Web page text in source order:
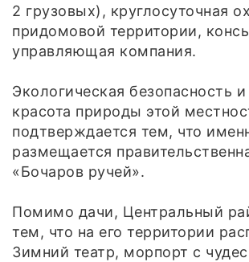
2 грузовых), круглосуточная
придомовой территории,
управляющая компания.
Экологическая безопасность
красота природы этой
подтверждается тем, что
размещается
«Бочаров ручей».
Помимо дачи, Центральный
тем, что на его территории
Зимний театр, морпорт с